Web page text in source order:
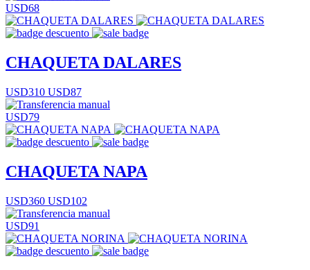
USD68
CHAQUETA DALARES
USD310 USD87
USD79
CHAQUETA NAPA
USD360 USD102
USD91